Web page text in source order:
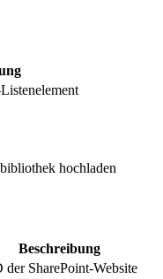
hochladen
Beschreibung
der SharePoint-Website